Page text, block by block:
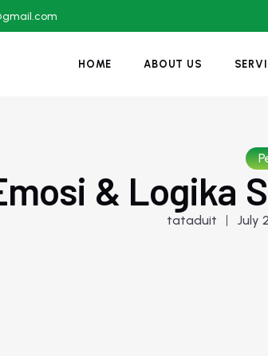
HOME ABOUT US
& Logika
tataduit July